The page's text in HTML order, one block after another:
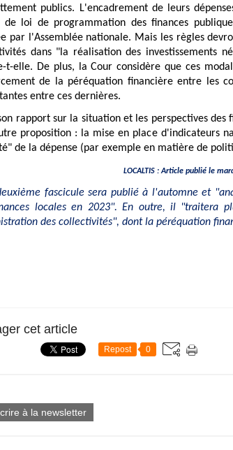
publics. L'encadrement de leurs
de loi de programmation des finances
par l'Assemblée nationale. Mais les règles
dans "la réalisation des investissements
t-elle. De plus, la Cour considère que ces
de la péréquation financière entre les
entre ces dernières.
rapport sur la situation et les perspectives des
proposition : la mise en place d'indicateurs
de la dépense (par exemple en matière de
LOCALTIS : Article publié le
fascicule sera publié à l'automne et
locales en 2023". En outre, il "traitera
des collectivités", dont la péréquation
cet article
Repost 0
à la newsletter